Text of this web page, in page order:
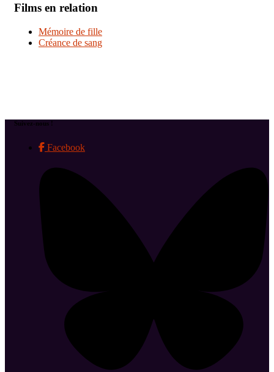
Films en relation
Mémoire de fille
Créance de sang
Suivez-nous !
Facebook